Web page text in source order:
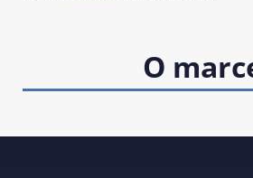
O